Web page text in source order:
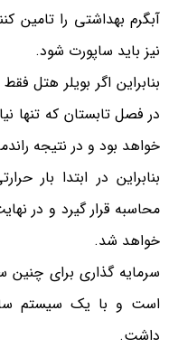
آبگرم بهداشتی را تامین
نیز باید ساپورت شود.
بنابراین اگر بویلر هتل
در فصل تابستان که تنها
خواهد بود و در نتیجه
بنابراین در ابتدا بار
محاسبه قرار گیرد و در
خواهد شد.
سرمایه گذاری برای
است و با یک سیستم
داشت.